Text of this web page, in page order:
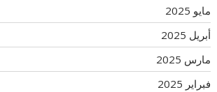
مايو 2025
أبريل 2025
مارس 2025
فبراير 2025